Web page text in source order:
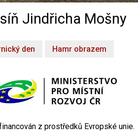
Jindřicha Mošny
den Hamr obrazem
z prostředků Evropské unie.